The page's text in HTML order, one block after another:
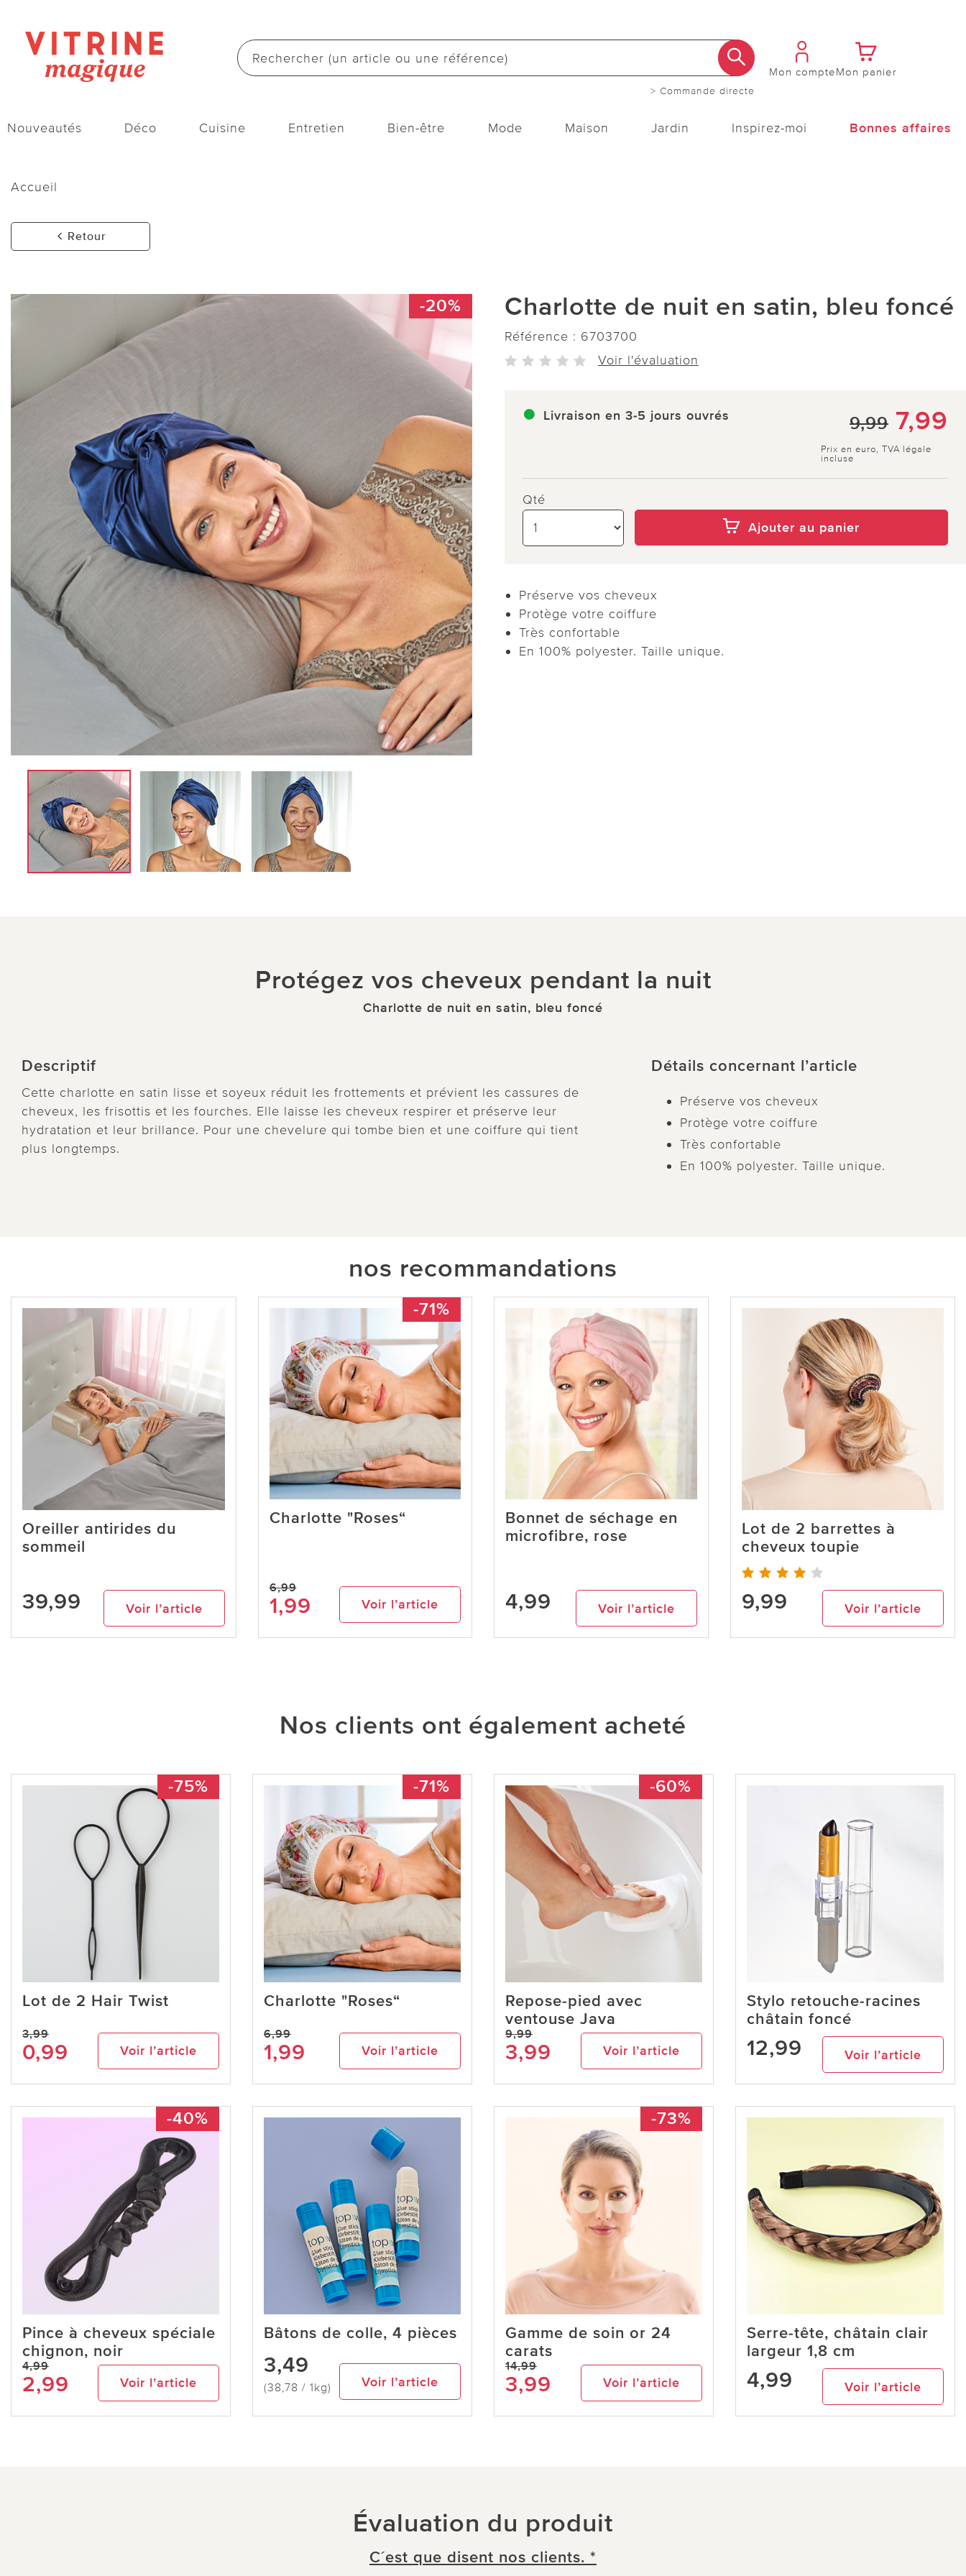
> Commande directe
Mon compteMon panier
Nouveautés Déco Cuisine Entretien Bien-être Mode Maison Jardin Inspirez-moi Bonnes affaires
Accueil
Retour
-20% Charlotte de nuit en satin, bleu foncé
Référence : 6703700
Voir l'évaluation
Livraison en 3-5 jours ouvrés 9,99 7,99
Prix en euro, TVA légale
incluse
Qté
Ajouter au panier
Préserve vos cheveux
Protège votre coiffure
Très confortable
En 100% polyester. Taille unique.
Protégez vos cheveux pendant la nuit
Charlotte de nuit en satin, bleu foncé
Descriptif
Cette charlotte en satin lisse et soyeux réduit les frottements et prévient les cassures de
cheveux, les frisottis et les fourches. Elle laisse les cheveux respirer et préserve leur
hydratation et leur brillance. Pour une chevelure qui tombe bien et une coiffure qui tient
plus longtemps.
Détails concernant l’article
Préserve vos cheveux
Protège votre coiffure
Très confortable
En 100% polyester. Taille unique.
nos recommandations
Oreiller antirides du
sommeil
39,99 Voir l’article
-71%
Charlotte "Roses“
6,99
1,99 Voir l’article
Bonnet de séchage en
microfibre, rose
4,99 Voir l’article
Lot de 2 barrettes à
cheveux toupie
9,99 Voir l’article
Nos clients ont également acheté
-75%
Lot de 2 Hair Twist
3,99
0,99 Voir l’article
-71%
Charlotte "Roses“
6,99
1,99 Voir l’article
-60%
Repose-pied avec
ventouse Java
9,99
3,99 Voir l’article
Stylo retouche-racines
châtain foncé
12,99 Voir l’article
-40%
Pince à cheveux spéciale
chignon, noir
4,99
2,99 Voir l’article
Bâtons de colle, 4 pièces
3,49
(38,78 / 1kg) Voir l’article
-73%
Gamme de soin or 24
carats
14,99
3,99 Voir l’article
Serre-tête, châtain clair
largeur 1,8 cm
4,99 Voir l’article
Évaluation du produit
C´est que disent nos clients. *